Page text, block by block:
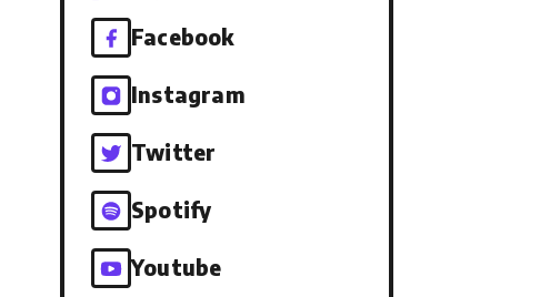
Facebook
Instagram
Twitter
Spotify
Youtube